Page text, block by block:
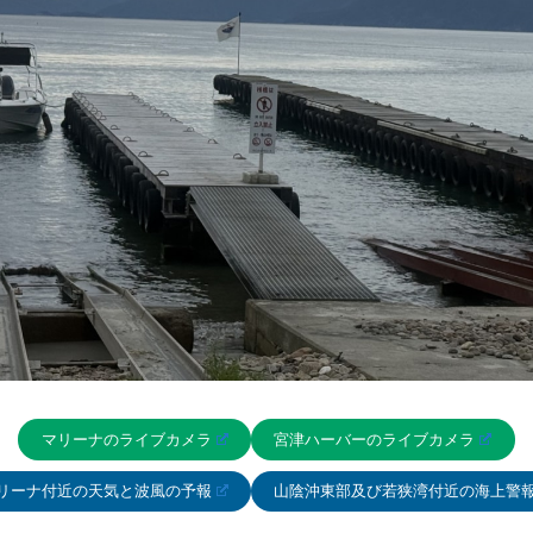
マリーナのライブカメラ 宮津ハーバーのライブカメラ
ーナ付近の天気と波風の予報 山陰沖東部及び若狭湾付近の海上警